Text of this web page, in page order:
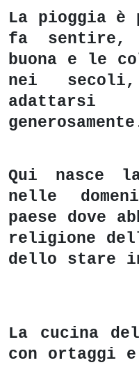
La pioggia
fa
buona e le
nei secoli,
Qui nasce
nelle
paese dove
religione
dello stare
La cucina
con ortaggi